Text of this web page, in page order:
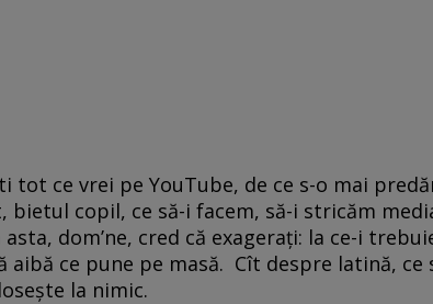
tot ce vrei pe YouTube, de ce s-o mai
bietul copil, ce să-i facem, să-i stricăm
dom’ne, cred că exageraţi: la ce-i
aibă ce pune pe masă. Cît despre latină, ce
la nimic.